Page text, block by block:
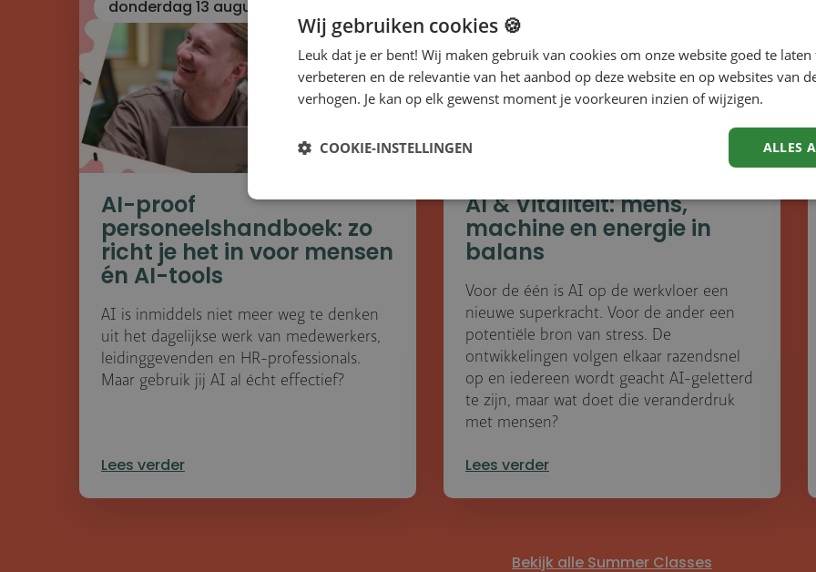
donderdag 13 augustus
AI-proof
personeelshandboek: zo
richt je het in voor mensen
én AI-tools
AI is inmiddels niet meer weg te denken
uit het dagelijkse werk van medewerkers,
leidinggevenden en HR-professionals.
Maar gebruik jij AI al écht effectief?
Lees verder
AI & Vitaliteit: mens,
machine en energie in
balans
Voor de één is AI op de werkvloer een
nieuwe superkracht. Voor de ander een
potentiële bron van stress. De
ontwikkelingen volgen elkaar razendsnel
op en iedereen wordt geacht AI-geletterd
te zijn, maar wat doet die veranderdruk
met mensen?
Lees verder
Bekijk alle Summer Classes
Wij gebruiken cookies 🍪
Leuk dat je er bent! Wij maken gebruik van cookies om onze website goed te
verbeteren en de relevantie van het aanbod op deze website en op websites van
verhogen. Je kan op elk gewenst moment je voorkeuren inzien of wijzigen.
ALLES
COOKIE-INSTELLINGEN